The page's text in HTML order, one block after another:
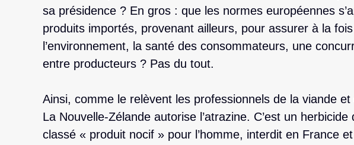
sa présidence ? En gros : que les normes européennes
produits importés, provenant ailleurs, pour assurer à la
l’environnement, la santé des consommateurs, une
entre producteurs ? Pas du tout.
Ainsi, comme le relèvent les professionnels de la viande et
La Nouvelle-Zélande autorise l’atrazine. C’est un herbicide
classé « produit nocif » pour l’homme, interdit en France